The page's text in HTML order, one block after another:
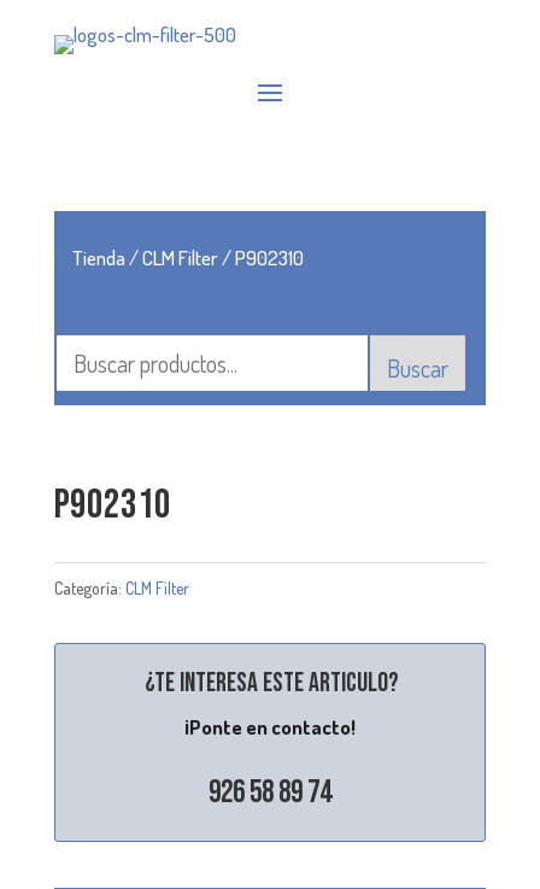
Tienda/CLM Filter/ P902310
Buscar
P902310
Categoría: CLM Filter
¿Te interesa este articulo?
¡Ponte en contacto!
926 58 89 74